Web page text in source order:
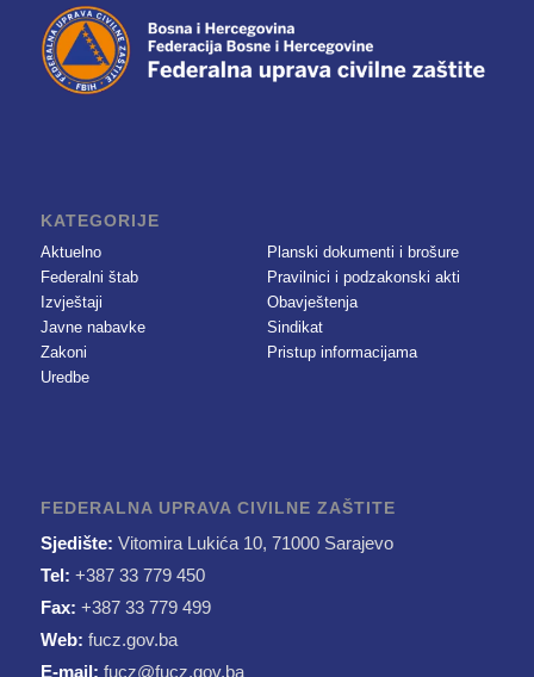
KATEGORIJE
Aktuelno
Federalni štab
Izvještaji
Javne nabavke
Zakoni
Uredbe
Planski dokumenti i brošure
Pravilnici i podzakonski akti
Obavještenja
Sindikat
Pristup informacijama
FEDERALNA UPRAVA CIVILNE ZAŠTITE
Sjedište: Vitomira Lukića 10, 71000 Sarajevo
Tel: +387 33 779 450
Fax: +387 33 779 499
Web: fucz.gov.ba
E-mail: fucz@fucz.gov.ba